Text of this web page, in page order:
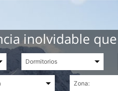
inolvidable